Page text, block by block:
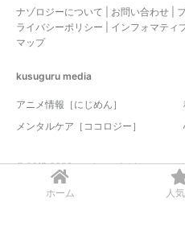
ホーム 人
ナゾロジーについて お問い合わせ
ライバシーポリシー
インフォマティ
マップ
kusuguru media
アニメ情報［にじめん］
メンタルケア［ココロジー］
© 2017-2026 nazology. all rights